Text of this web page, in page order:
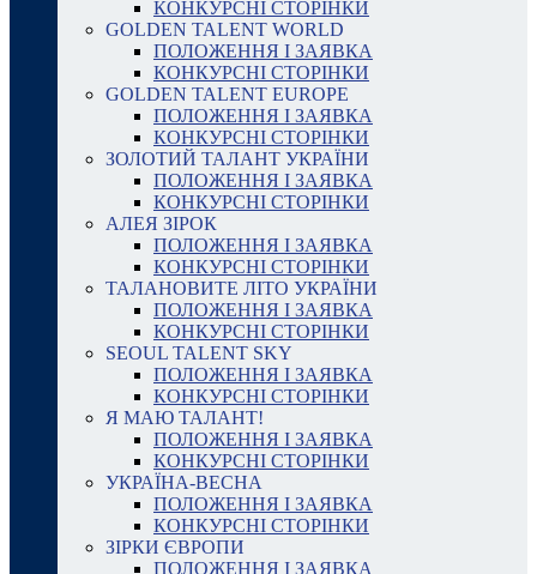
КОНКУРСНІ СТОРІНКИ
GOLDEN TALENT WORLD
ПОЛОЖЕННЯ І ЗАЯВКА
КОНКУРСНІ СТОРІНКИ
GOLDEN TALENT EUROPE
ПОЛОЖЕННЯ І ЗАЯВКА
КОНКУРСНІ СТОРІНКИ
ЗОЛОТИЙ ТАЛАНТ УКРАЇНИ
ПОЛОЖЕННЯ І ЗАЯВКА
КОНКУРСНІ СТОРІНКИ
АЛЕЯ ЗІРОК
ПОЛОЖЕННЯ І ЗАЯВКА
КОНКУРСНІ СТОРІНКИ
ТАЛАНОВИТЕ ЛІТО УКРАЇНИ
ПОЛОЖЕННЯ І ЗАЯВКА
КОНКУРСНІ СТОРІНКИ
SEOUL TALENT SKY
ПОЛОЖЕННЯ І ЗАЯВКА
КОНКУРСНІ СТОРІНКИ
Я МАЮ ТАЛАНТ!
ПОЛОЖЕННЯ І ЗАЯВКА
КОНКУРСНІ СТОРІНКИ
УКРАЇНА-ВЕСНА
ПОЛОЖЕННЯ І ЗАЯВКА
КОНКУРСНІ СТОРІНКИ
ЗІРКИ ЄВРОПИ
ПОЛОЖЕННЯ І ЗАЯВКА